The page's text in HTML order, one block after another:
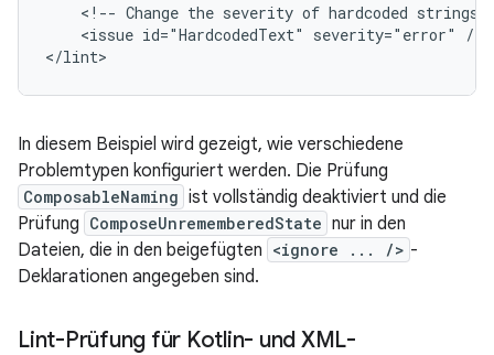
<!-- Change the severity of hardcoded strings
<issue id="HardcodedText" severity="error"
/>
</lint>
In diesem Beispiel wird gezeigt, wie verschiedene
Problemtypen konfiguriert werden. Die Prüfung
ComposableNaming ist vollständig deaktiviert und die
Prüfung ComposeUnrememberedState nur in den
Dateien, die in den beigefügten <ignore ... /> -
Deklarationen angegeben sind.
Lint-Prüfung für Kotlin- und XML-